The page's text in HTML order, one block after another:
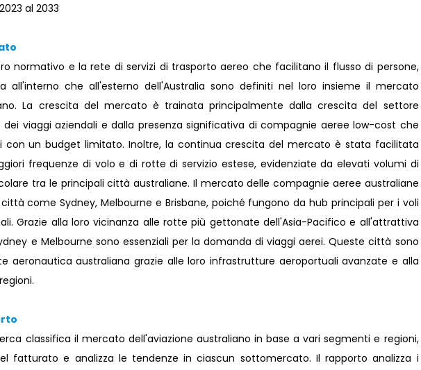
al 2033
normativo e la rete di servizi di trasporto aereo che facilitano il flusso di persone,
all'interno che all'esterno dell'Australia sono definiti nel loro insieme il mercato
La crescita del mercato è trainata principalmente dalla crescita del settore
viaggi aziendali e dalla presenza significativa di compagnie aeree low-cost che
con un budget limitato. Inoltre, la continua crescita del mercato è stata facilitata
frequenze di volo e di rotte di servizio estese, evidenziate da elevati volumi di
tra le principali città australiane. Il mercato delle compagnie aeree australiane
come Sydney, Melbourne e Brisbane, poiché fungono da hub principali per i voli
Grazie alla loro vicinanza alle rotte più gettonate dell'Asia-Pacifico e all'attrattiva
e Melbourne sono essenziali per la domanda di viaggi aerei. Queste città sono
aeronautica australiana grazie alle loro infrastrutture aeroportuali avanzate e alla
classifica il mercato dell'aviazione australiano in base a vari segmenti e regioni,
fatturato e analizza le tendenze in ciascun sottomercato. Il rapporto analizza i